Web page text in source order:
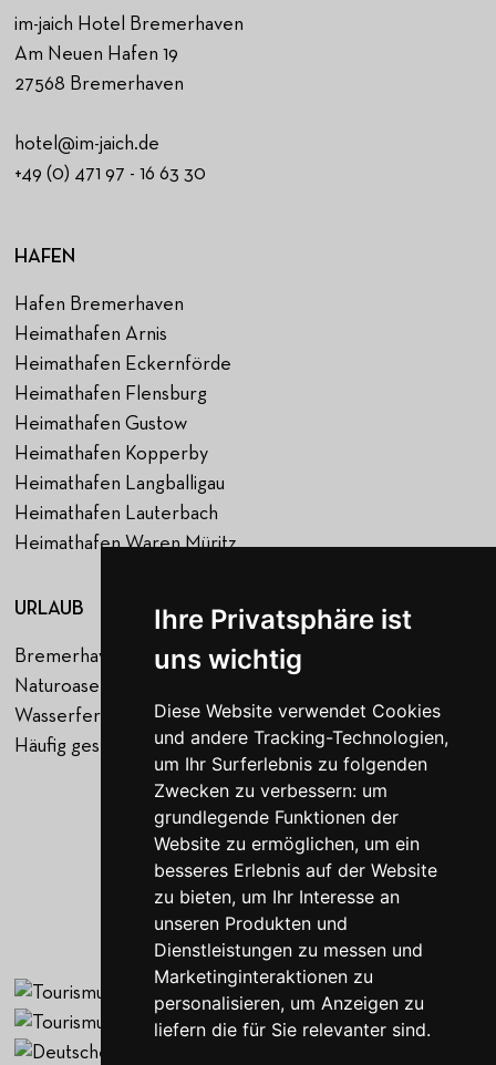
Ihre Privatsphäre ist
uns wichtig
Diese Website verwendet Cookies
und andere Tracking-Technologien,
um Ihr Surferlebnis zu folgenden
Zwecken zu verbessern: um
grundlegende Funktionen der
Website zu ermöglichen, um ein
besseres Erlebnis auf der Website
zu bieten, um Ihr Interesse an
unseren Produkten und
Dienstleistungen zu messen und
Marketinginteraktionen zu
personalisieren, um Anzeigen zu
liefern die für Sie relevanter sind.
im-jaich Hotel Bremerhaven
Am Neuen Hafen 19
27568 Bremerhaven
hotel@im-jaich.de
+49 (0) 471 97 - 16 63 30
HAFEN
Hafen Bremerhaven
Heimathafen Arnis
Heimathafen Eckernförde
Heimathafen Flensburg
Heimathafen Gustow
Heimathafen Kopperby
Heimathafen Langballigau
Heimathafen Lauterbach
Heimathafen Waren Müritz
URLAUB
Bremerhaven
Naturoase Gustow
Wasserferienwelt Rügen
Häufig gestellte Fragen
NAVIGATION
Startseite
Urlaub
Über uns
Jobs
Blog
Kontakt
Gutscheine